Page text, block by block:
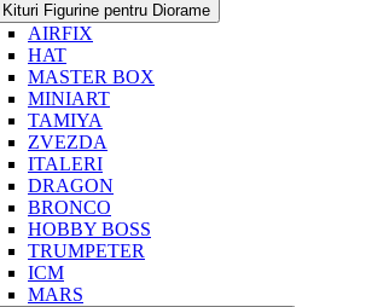
Kituri Figurine pentru Diorame
AIRFIX
HAT
MASTER BOX
MINIART
TAMIYA
ZVEZDA
ITALERI
DRAGON
BRONCO
HOBBY BOSS
TRUMPETER
ICM
MARS